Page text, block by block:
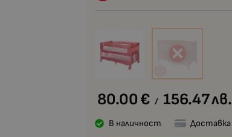
80.00€ / 156.47лв.
В наличност